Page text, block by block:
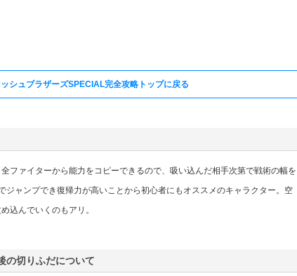
シュブラザーズSPECIAL完全攻略トップに戻る
ファイターから能力をコピーできるので、吸い込んだ相手次第で戦術の幅を
ジャンプでき復帰力が高いことから初心者にもオススメのキャラクター。空
込んでいくのもアリ。
の切りふだについて